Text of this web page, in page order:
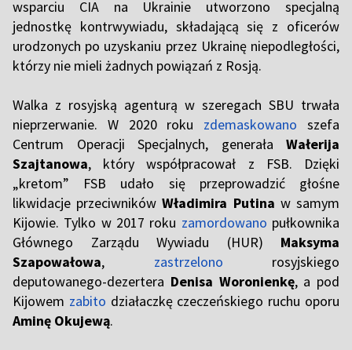
wsparciu CIA na Ukrainie utworzono specjalną
jednostkę kontrwywiadu, składającą się z oficerów
urodzonych po uzyskaniu przez Ukrainę niepodległości,
którzy nie mieli żadnych powiązań z Rosją.
Walka z rosyjską agenturą w szeregach SBU trwała
nieprzerwanie. W 2020 roku
zdemaskowano szefa
Centrum Operacji Specjalnych, generała Wałerija
Szajtanowa, który współpracował z FSB. Dzięki
„kretom” FSB udało się przeprowadzić głośne
likwidacje przeciwnikówWładimira Putina w samym
Kijowie. Tylko w 2017 roku zamordowano pułkownika
Głównego Zarządu Wywiadu (HUR) Maksyma
Szapowałowa, zastrzelono rosyjskiego
deputowanego-dezertera Denisa Woronienkę, a pod
Kijowem zabito działaczkę czeczeńskiego ruchu oporu
Aminę Okujewą.